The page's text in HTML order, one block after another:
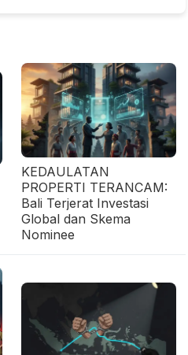
KEDAULATAN
PROPERTI TERANCAM:
Bali Terjerat Investasi
Global dan Skema
Nominee